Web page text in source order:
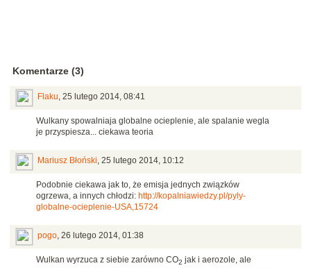
Komentarze (3)
Flaku, 25 lutego 2014, 08:41
Wulkany spowalniaja globalne ocieplenie, ale spalanie wegla
je przyspiesza... ciekawa teoria
Mariusz Błoński, 25 lutego 2014, 10:12
Podobnie ciekawa jak to, że emisja jednych związków
ogrzewa, a innych chłodzi: http://kopalniawiedzy.pl/pyly-
globalne-ocieplenie-USA,15724
pogo, 26 lutego 2014, 01:38
Wulkan wyrzuca z siebie zarówno CO2 jak i aerozole, ale